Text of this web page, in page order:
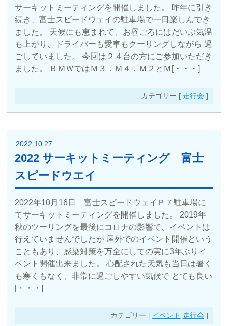
サーキットミーティングを開催しました。 昨年に引き
続き、富士スピードウェイの駐車場で一日楽しんでき
ました。 天候にも恵まれて、お昼ごろにはだいぶ気温
も上がり、ドライバーも愛車もクーリングしながら 過
ごしていました。 今回は２４台の方にご参加いただき
ました。 ＢＭＷではＭ３．Ｍ４．Ｍ２とＭ[・・・]
カテゴリー [ 走行会]
2022.10.27
2022 サーキットミーティング 富士
スピードウエイ
2022年10月16日 富士スピードウェイＰ７駐車場に
てサーキットミーティングを開催しました。 2019年
秋のツーリングを最後にコロナの影響で、イベントは
行えていませんでしたが 屋外でのイベント開催という
こともあり、感染対策を万全にしての実に3年ぶりイ
ベント開催出来ました。 心配された天気も当日は暑く
も寒くもなく、非常に過ごしやすい気候で とても良い
[・・・]
カテゴリー [ イベント 走行会]